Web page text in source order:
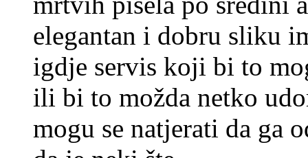
elegantan i dobru sliku
igdje servis koji bi to
ili bi to možda netko
mogu se natjerati da ga